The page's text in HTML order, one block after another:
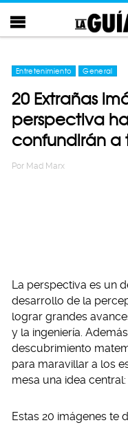
Entretenimiento General
20 Extrañas
perspectiva
confundirán a
Por Mad Marx
La perspectiva es un
desarrollo de la
lograr grandes
y la ingeniería.
descubrimiento
para maravillar a los
mesa una idea
Estas 20 imágenes te